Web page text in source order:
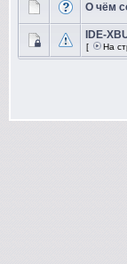
О чём
IDE-
[ На